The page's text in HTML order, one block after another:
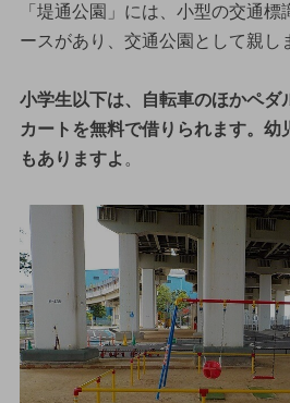
「堤通公園」には、小型の交通標
ースがあり、交通公園として親し
小学生以下は、自転車のほかペダ
カートを無料で借りられます。幼
もありますよ 。